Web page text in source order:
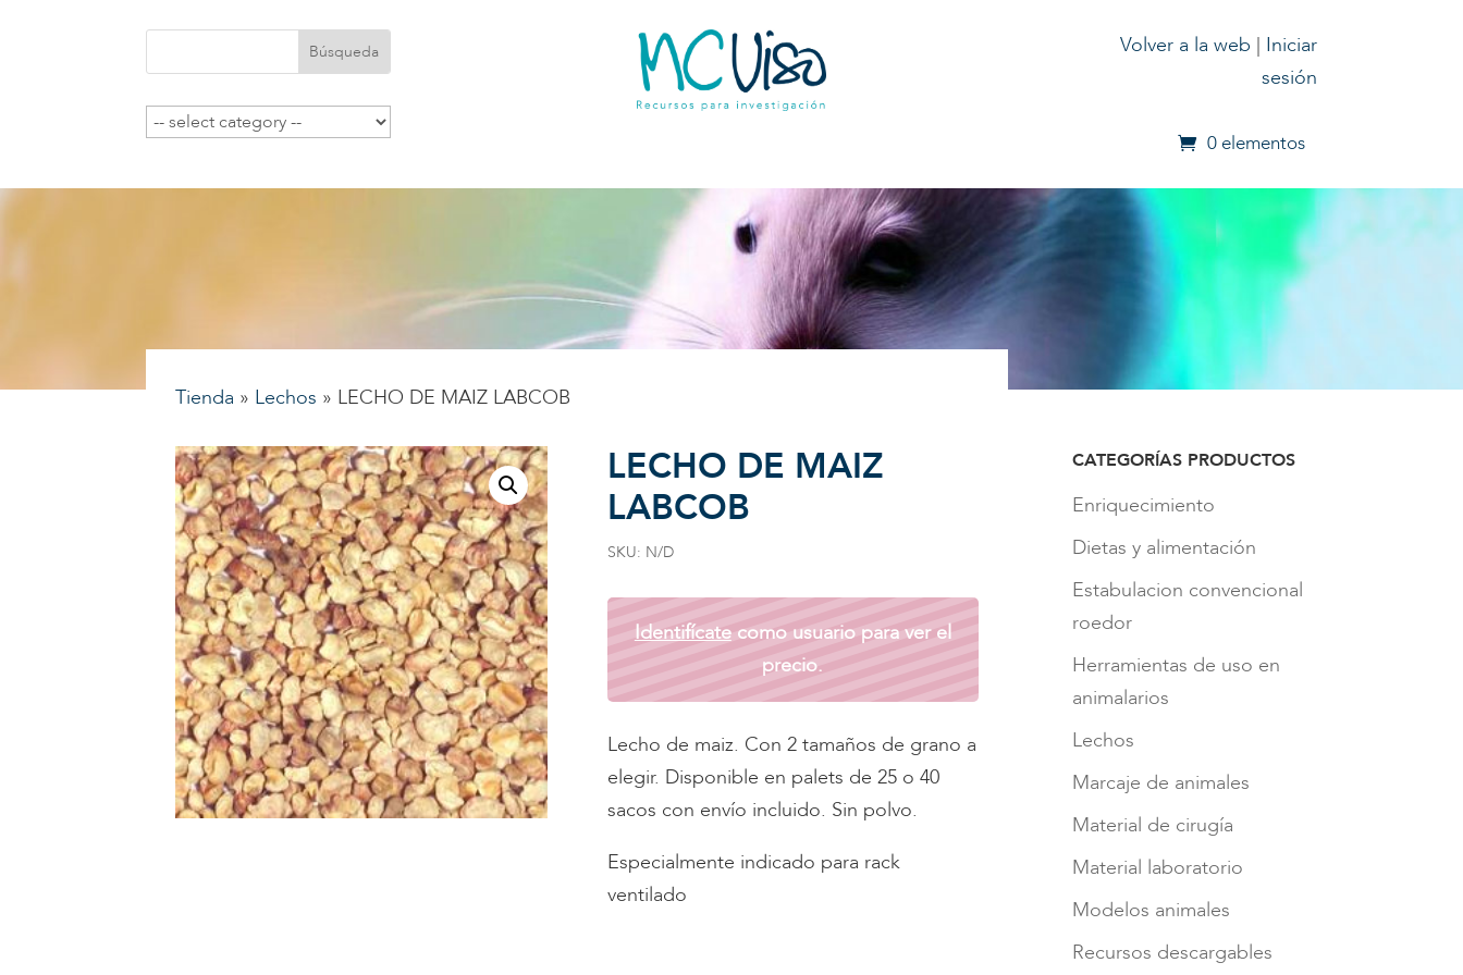
Volver a la web | Iniciar
sesión
0 elementos
Tienda » Lechos » LECHO DE MAIZ LABCOB
LECHO DE MAIZ
LABCOB
SKU: N/D
Identifícatecomo usuario para ver el
precio.
Lecho de maiz. Con 2 tamaños de grano a
elegir. Disponible en palets de 25 o 40
sacos con envío incluido. Sin polvo.
Especialmente indicado para rack
ventilado
CATEGORÍAS PRODUCTOS
Enriquecimiento
Dietas y alimentación
Estabulacion convencional
roedor
Herramientas de uso en
animalarios
Lechos
Marcaje de animales
Material de cirugía
Material laboratorio
Modelos animales
Recursos descargables